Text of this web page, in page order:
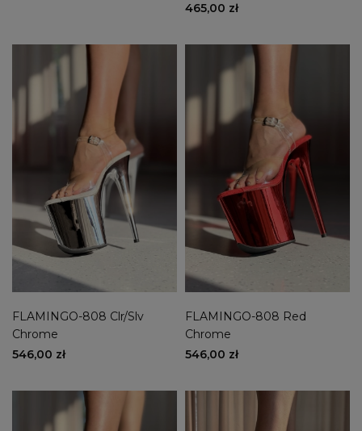
465,00 zł
FLAMINGO-808 Clr/Slv
Chrome
546,00 zł
FLAMINGO-808 Red
Chrome
546,00 zł